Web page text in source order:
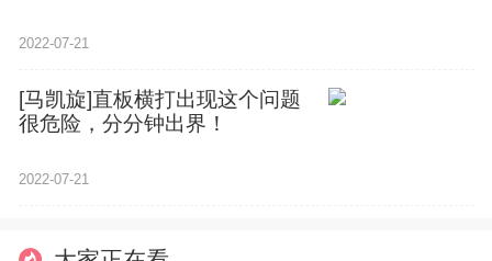
2022-07-21
[马凯旋]直板横打出现这个问题
很危险，分分钟出界！
2022-07-21